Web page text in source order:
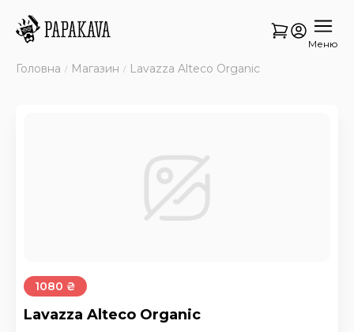
Меню
Головна Магазин Lavazza Alteco Organic
1080 ₴
Lavazza Alteco Organic